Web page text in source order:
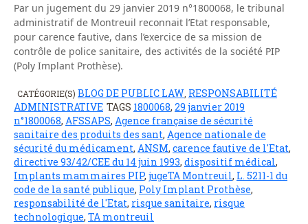
Par un jugement du 29 janvier 2019 n°1800068, le tribunal
administratif de Montreuil reconnait l’Etat responsable,
pour carence fautive, dans l’exercice de sa mission de
contrôle de police sanitaire, des activités de la société PIP
(Poly Implant Prothèse).
CATÉGORIE(S) BLOG DE PUBLIC LAW RESPONSABILITÉ
ADMINISTRATIVE TAGS 1800068, 29 janvier 2019
n°1800068, AFSSAPS, Agence française de sécurité
sanitaire des produits des sant, Agence nationale de
sécurité du médicament, ANSM, carence fautive de l'Etat,
directive 93/42/CEE du 14 juin 1993, dispositif médical,
Implants mammaires PIP, jugeTA Montreuil, L. 5211-1 du
code de la santé publique, Poly Implant Prothèse,
responsabilité de l'Etat, risque sanitaire, risque
technologique, TA montreuil